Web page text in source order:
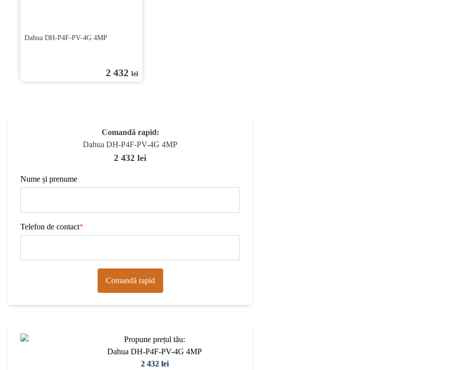
Dahua DH-P4F-PV-4G 4MP
2 432 lei
Comandă rapid:
Dahua DH-P4F-PV-4G 4MP
2 432 lei
Nume și prenume
Telefon de contact*
Comandă rapid
Propune prețul tău:
Dahua DH-P4F-PV-4G 4MP
2 432 lei